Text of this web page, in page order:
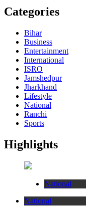
Categories
Bihar
Business
Entertainment
International
ISRO
Jamshedpur
Jharkhand
Lifestyle
National
Ranchi
Sports
Highlights
National
National